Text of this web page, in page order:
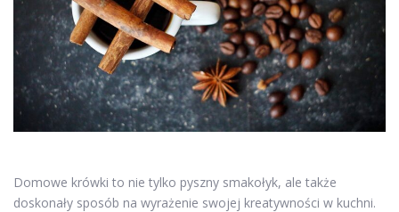
Domowe krówki to nie tylko pyszny smakołyk, ale także
doskonały sposób na wyrażenie swojej kreatywności w kuchni.